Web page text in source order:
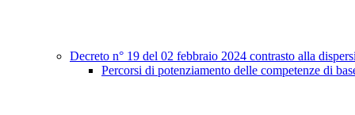
Decreto n° 19 del 02 febbraio 2024 contrasto alla
Percorsi di potenziamento delle competenze di